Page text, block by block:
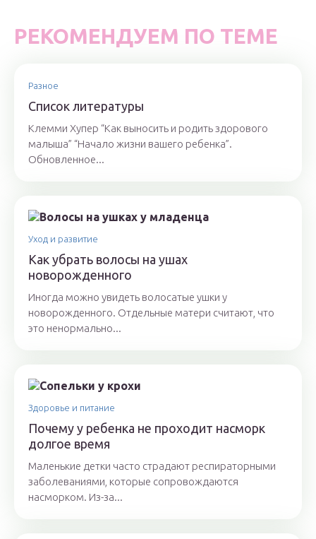
РЕКОМЕНДУЕМ ПО ТЕМЕ
Разное
Список литературы
Клемми Хупер “Как выносить и родить здорового
малыша” “Начало жизни вашего ребенка”.
Обновленное...
Уход и развитие
Как убрать волосы на ушах
новорожденного
Иногда можно увидеть волосатые ушки у
новорожденного. Отдельные матери считают, что
это ненормально...
Здоровье и питание
Почему у ребенка не проходит насморк
долгое время
Маленькие детки часто страдают респираторными
заболеваниями, которые сопровождаются
насморком. Из-за...